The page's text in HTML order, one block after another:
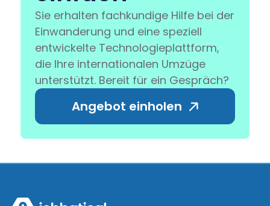
Sie erhalten fachkundige Hilfe bei der
Einwanderung und eine speziell
entwickelte Technologieplattform,
die Ihre internationalen Umzüge
unterstützt. Bereit für ein Gespräch?
Angebot einholen